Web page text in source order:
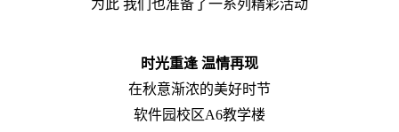
为此 我们也准备了一系列精彩活动
时光重逢 温情再现
在秋意渐浓的美好时节
软件园校区A6教学楼